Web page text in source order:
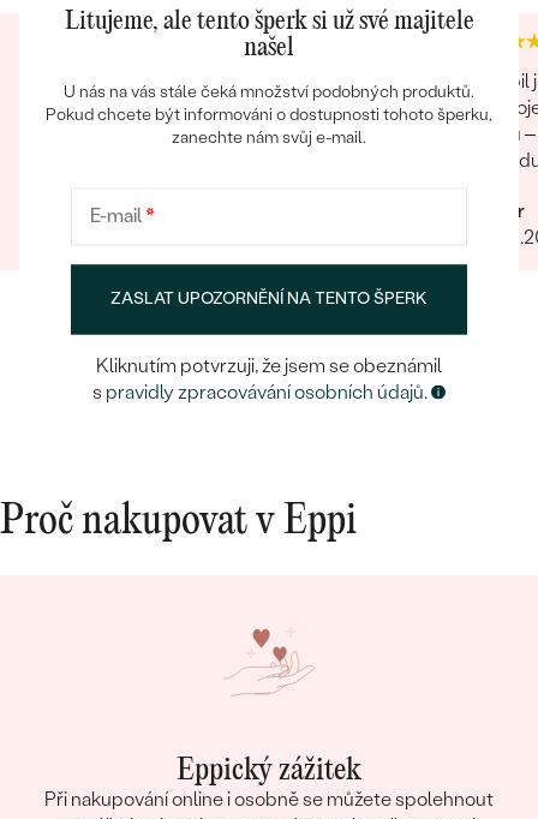
Vytvořený v laboratoři
Nákup se týkal dost drahého zboží, obávala
jsem se, jestli mi bude doručeno v pořádku.
Všechno klaplo na 100 %. Dokonce jsem něco
najednou, jak mi slíbili. Obchod můžu rozhodně
doporučit.
týmu
plné
Lumír
Proč nakupovat v Eppi
Eppický zážitek
Při nakupování online i osobně se můžete spolehnout
Litujeme, ale tento šperk si už své majitele
našel
U nás na vás stále čeká množství podobných produktů.
Pokud chcete být informováni o dostupnosti tohoto šperku,
zanechte nám svůj e-mail.
E-mail*
ZASLAT UPOZORNĚNÍ NA TENTO ŠPERK
Kliknutím potvrzuji, že jsem se obeznámil
s pravidly zpracovávání osobních údajů.